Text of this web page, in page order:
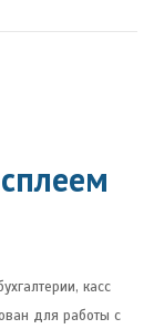
касс
для работы с